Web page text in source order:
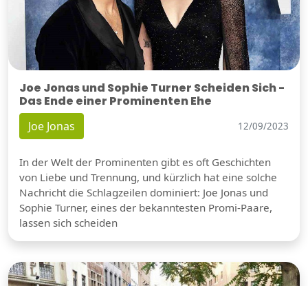
Joe Jonas und Sophie Turner Scheiden Sich -
Das Ende einer Prominenten Ehe
Joe Jonas 12/09/2023
In der Welt der Prominenten gibt es oft Geschichten
von Liebe und Trennung, und kürzlich hat eine solche
Nachricht die Schlagzeilen dominiert: Joe Jonas und
Sophie Turner, eines der bekanntesten Promi-Paare,
lassen sich scheiden